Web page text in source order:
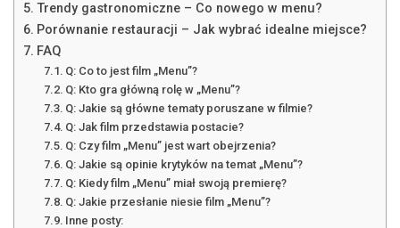
Trendy gastronomiczne – Co nowego w menu?
Porównanie restauracji – Jak wybrać idealne miejsce?
FAQ
Q: Co to jest film „Menu”?
Q: Kto gra główną rolę w „Menu”?
Q: Jakie są główne tematy poruszane w filmie?
Q: Jak film przedstawia postacie?
Q: Czy film „Menu” jest wart obejrzenia?
Q: Jakie są opinie krytyków na temat „Menu”?
Q: Kiedy film „Menu” miał swoją premierę?
Q: Jakie przesłanie niesie film „Menu”?
Inne posty: